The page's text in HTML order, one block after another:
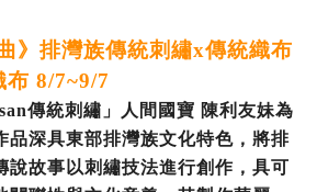
》排灣族傳統刺繡x傳統織布
8/7~9/7
傳統刺繡」人間國寶 陳利友妹為
品深具東部排灣族文化特色，將排
說故事以刺繡技法進行創作，具可